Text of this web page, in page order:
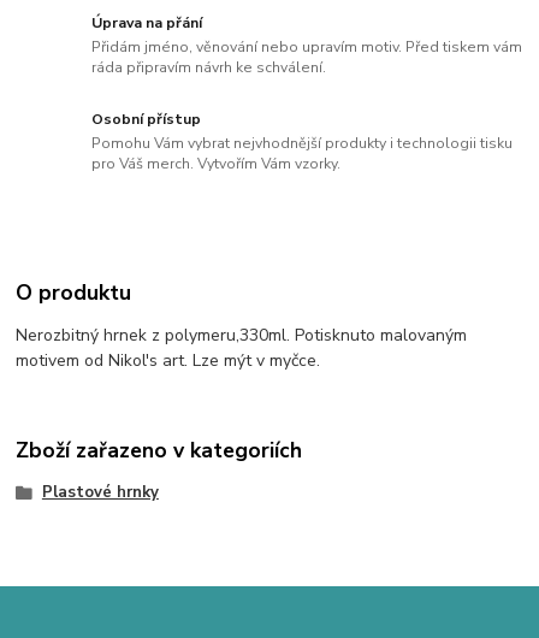
Úprava na přání
Přidám jméno, věnování nebo upravím motiv. Před tiskem vám
ráda připravím návrh ke schválení.
Osobní přístup
Pomohu Vám vybrat nejvhodnější produkty i technologii tisku
pro Váš merch. Vytvořím Vám vzorky.
O produktu
Nerozbitný hrnek z polymeru,330ml. Potisknuto malovaným
motivem od Nikol's art. Lze mýt v myčce.
Zboží zařazeno v kategoriích
Plastové hrnky